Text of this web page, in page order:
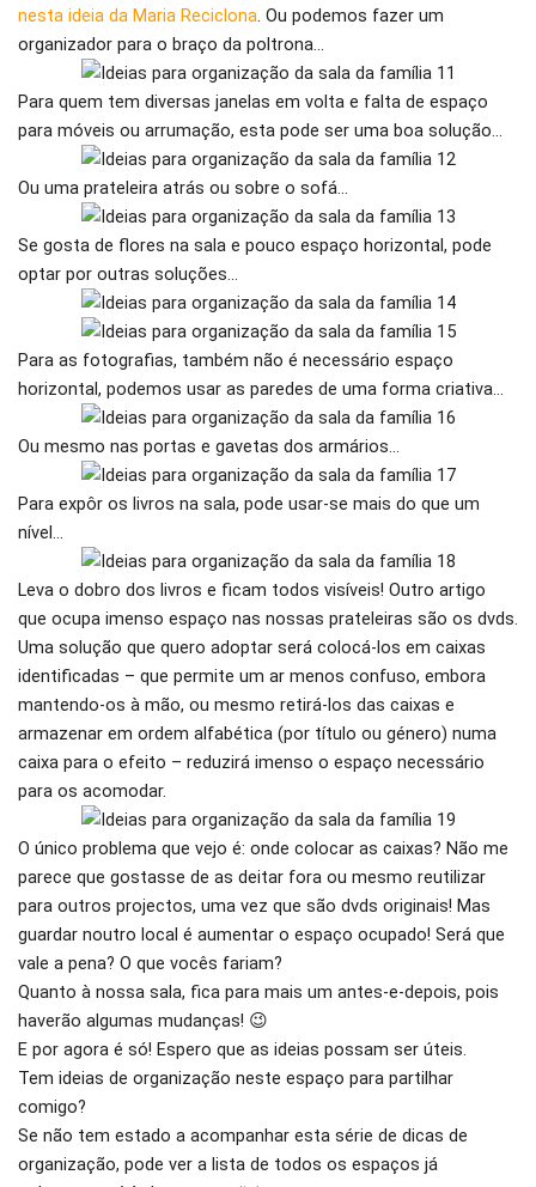
nesta ideia da Maria Reciclona. Ou podemos fazer um
organizador para o braço da poltrona…
Para quem tem diversas janelas em volta e falta de espaço
para móveis ou arrumação, esta pode ser uma boa solução…
Ou uma prateleira atrás ou sobre o sofá…
Se gosta de flores na sala e pouco espaço horizontal, pode
optar por outras soluções…
Para as fotografias, também não é necessário espaço
horizontal, podemos usar as paredes de uma forma criativa…
Ou mesmo nas portas e gavetas dos armários…
Para expôr os livros na sala, pode usar-se mais do que um
nível…
Leva o dobro dos livros e ficam todos visíveis! Outro artigo
que ocupa imenso espaço nas nossas prateleiras são os dvds.
Uma solução que quero adoptar será colocá-los em caixas
identificadas – que permite um ar menos confuso, embora
mantendo-os à mão, ou mesmo retirá-los das caixas e
armazenar em ordem alfabética (por título ou género) numa
caixa para o efeito – reduzirá imenso o espaço necessário
para os acomodar.
O único problema que vejo é: onde colocar as caixas? Não me
parece que gostasse de as deitar fora ou mesmo reutilizar
para outros projectos, uma vez que são dvds originais! Mas
guardar noutro local é aumentar o espaço ocupado! Será que
vale a pena? O que vocês fariam?
Quanto à nossa sala, fica para mais um antes-e-depois, pois
haverão algumas mudanças! 😉
E por agora é só! Espero que as ideias possam ser úteis.
Tem ideias de organização neste espaço para partilhar
comigo?
Se não tem estado a acompanhar esta série de dicas de
organização, pode ver a lista de todos os espaços já